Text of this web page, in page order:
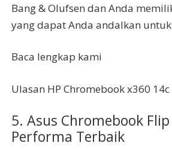
Bang & Olufsen dan Anda
yang dapat Anda andalkan
Baca lengkap kami
Ulasan HP Chromebook x360 14c
5. Asus Chromebook Flip
Performa Terbaik